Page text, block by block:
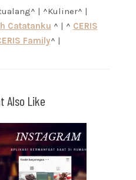
| ^Kuliner^ |
Catatanku ^ | ^ CERIS
Family^ |
Also Like